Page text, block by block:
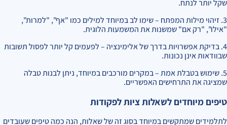
שקל יותר לנתח.
3. זיהוי מילות המפתח – שימו לב במיוחד למילים כמו "אף", "למרות",
"אילו", "רק אם" שמשנות את המשמעות הלוגית.
4. בדיקת אפשרויות בדרך של אלימינציה – לפעמים קל יותר לפסול תשובות
שבוודאות אינן נכונות.
5. שימוש בטבלת אמת – במקרים מורכבים במיוחד, ניתן לבנות טבלה
שמציגה את התרחישים האפשריים.
טיפים מיוחדים לשאלות ציות לפקודות
לתלמידים שמתקשים במיוחד בסוג זה של שאלות, הנה כמה טיפים שעובדים